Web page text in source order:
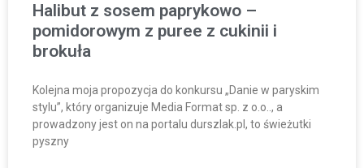
Halibut z sosem paprykowo –
pomidorowym z puree z cukinii i
brokuła
Kolejna moja propozycja do konkursu „Danie w paryskim
stylu”, który organizuje Media Format sp. z o.o.., a
prowadzony jest on na portalu durszlak.pl, to świeżutki
pyszny